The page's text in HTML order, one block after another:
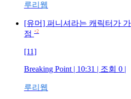
루리웹
[유머] 퍼니셔라는 캐릭터가
점 +2
[11]
Breaking Point | 10:31 | 조회 0 |
루리웹